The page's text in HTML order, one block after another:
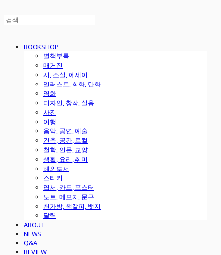
BOOKSHOP
별책부록
매거진
시, 소설, 에세이
일러스트, 회화, 만화
영화
디자인, 창작, 실용
사진
여행
음악, 공연, 예술
건축, 공간, 로컬
철학, 인문, 교양
생활, 요리, 취미
해외도서
스티커
엽서, 카드, 포스터
노트, 메모지, 문구
천가방, 책갈피, 뱃지
달력
ABOUT
NEWS
Q&A
REVIEW